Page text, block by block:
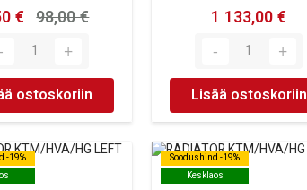
€ 98,00 €
ostoskoriin
1 133,00 €
Lisää ostoskoriin
-19%
-19%
Soodushind -19%
Kesklaos
Soodushind -19%
Kesklaos